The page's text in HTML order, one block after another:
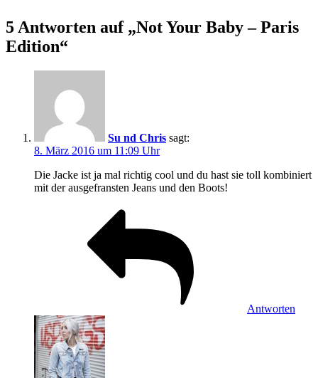
5 Antworten auf „Not Your Baby – Paris
Edition“
Su nd Chris sagt:
8. März 2016 um 11:09 Uhr
Die Jacke ist ja mal richtig cool und du hast sie toll kombiniert
mit der ausgefransten Jeans und den Boots!
Antworten